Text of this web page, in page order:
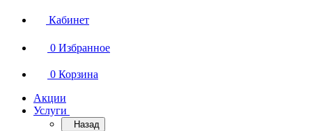
Кабинет
0 Избранное
0 Корзина
Акции
Услуги
Назад